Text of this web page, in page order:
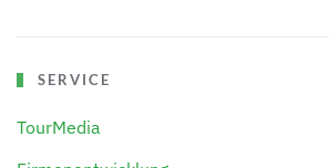
SERVICE
TourMedia